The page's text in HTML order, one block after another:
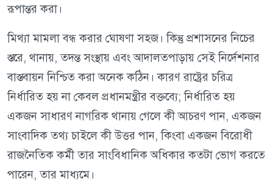
রূপান্তর করা।
মিথ্যা মামলা বন্ধ করার ঘোষণা সহজ। কিন্তু প্রশাসনের নিচের
স্তরে, থানায়, তদন্ত সংস্থায় এবং আদালতপাড়ায় সেই নির্দেশনার
বাস্তবায়ন নিশ্চিত করা অনেক কঠিন। কারণ রাষ্ট্রের চরিত্র
নির্ধারিত হয় না কেবল প্রধানমন্ত্রীর বক্তব্যে; নির্ধারিত হয়
একজন সাধারণ নাগরিক থানায় গেলে কী আচরণ পান, একজন
সাংবাদিক তথ্য চাইলে কী উত্তর পান, কিংবা একজন বিরোধী
রাজনৈতিক কর্মী তার সাংবিধানিক অধিকার কতটা ভোগ করতে
পারেন, তার মাধ্যমে।